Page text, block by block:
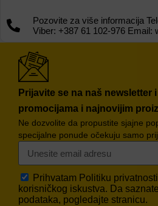
Pozovite za više informacija
Viber: +387 61 102-976 Email:
Prijavite se na naš newsletter
promocijama i najnovijim
Ne dozvolite da propustite sjajne
specijalne ponude očekuju samo
Prihvatam Politiku privatnosti
korisničkog iskustva. Da
podataka, pogledajte stranicu.